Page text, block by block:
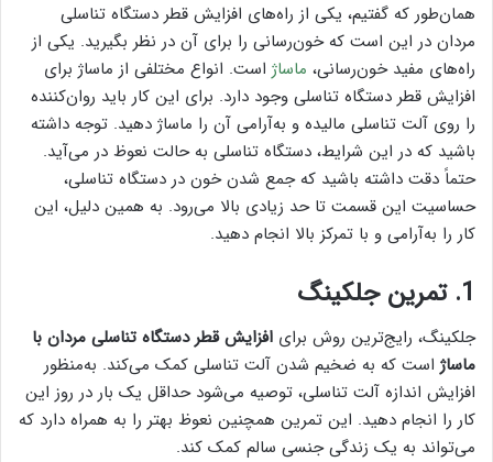
همان‌طور که گفتیم، یکی از راه‌های افزایش قطر دستگاه تناسلی
مردان در این است که خون‌رسانی را برای آن در نظر بگیرید. یکی از
راه‌های مفید خون‌رسانی، ماساژ است. انواع مختلفی از ماساژ برای
افزایش قطر دستگاه تناسلی وجود دارد. برای این کار باید روان‌کننده
را روی آلت تناسلی مالیده و به‌آرامی آن را ماساژ دهید. توجه داشته
باشید که در این شرایط، دستگاه تناسلی به حالت نعوظ در می‌آید.
حتماً دقت داشته باشید که جمع شدن خون در دستگاه تناسلی،
حساسیت این قسمت تا حد زیادی بالا می‌رود. به همین دلیل، این
کار را به‌آرامی و با تمرکز بالا انجام دهید.
1. تمرین جلکینگ
جلکینگ، رایج‌ترین روش برای افزایش قطر دستگاه تناسلی مردان با
ماساژ است که به ضخیم شدن آلت تناسلی کمک می‌کند. به‌منظور
افزایش اندازه آلت تناسلی، توصیه می‌شود حداقل یک بار در روز این
کار را انجام دهید. این تمرین همچنین نعوظ بهتر را به همراه دارد که
می‌تواند به یک زندگی جنسی سالم کمک کند.